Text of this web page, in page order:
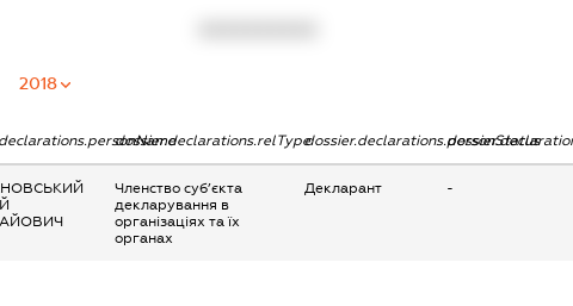
2018
dossier.declarations.relTypedossier.declarations.personStatus
Членство суб’єкта
декларування в
організаціях та їх
органах
Декларант -